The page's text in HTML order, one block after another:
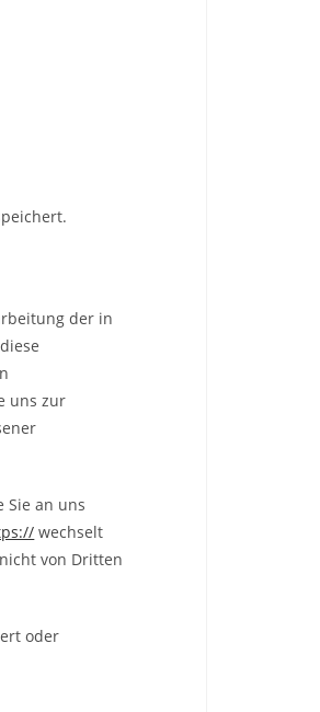
der in
uns zur
Sie an uns
wechselt
von Dritten
oder